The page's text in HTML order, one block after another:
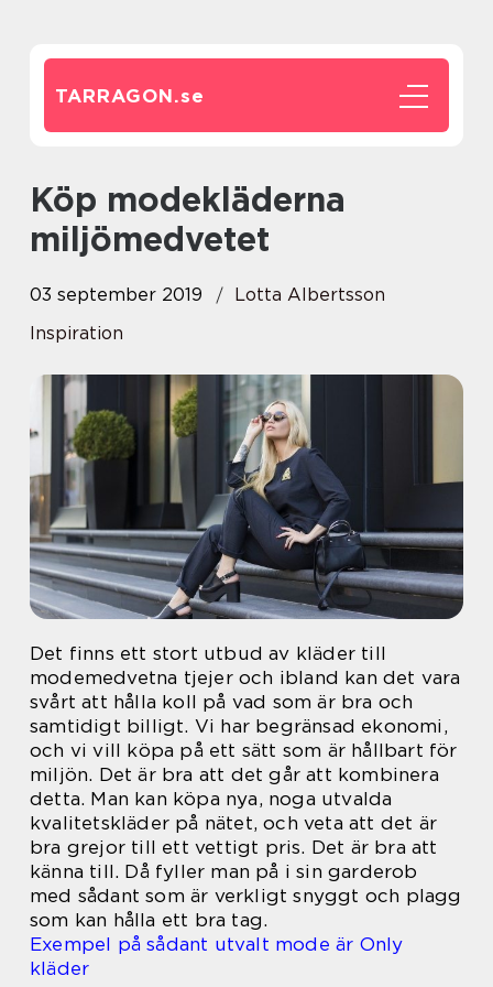
TARRAGON.se
Köp modekläderna
miljömedvetet
03 september 2019
Lotta Albertsson
Inspiration
Det finns ett stort utbud av kläder till
modemedvetna tjejer och ibland kan det vara
svårt att hålla koll på vad som är bra och
samtidigt billigt. Vi har begränsad ekonomi,
och vi vill köpa på ett sätt som är hållbart för
miljön. Det är bra att det går att kombinera
detta. Man kan köpa nya, noga utvalda
kvalitetskläder på nätet, och veta att det är
bra grejor till ett vettigt pris. Det är bra att
känna till. Då fyller man på i sin garderob
med sådant som är verkligt snyggt och plagg
som kan hålla ett bra tag.
Exempel på sådant utvalt mode är Only
kläder